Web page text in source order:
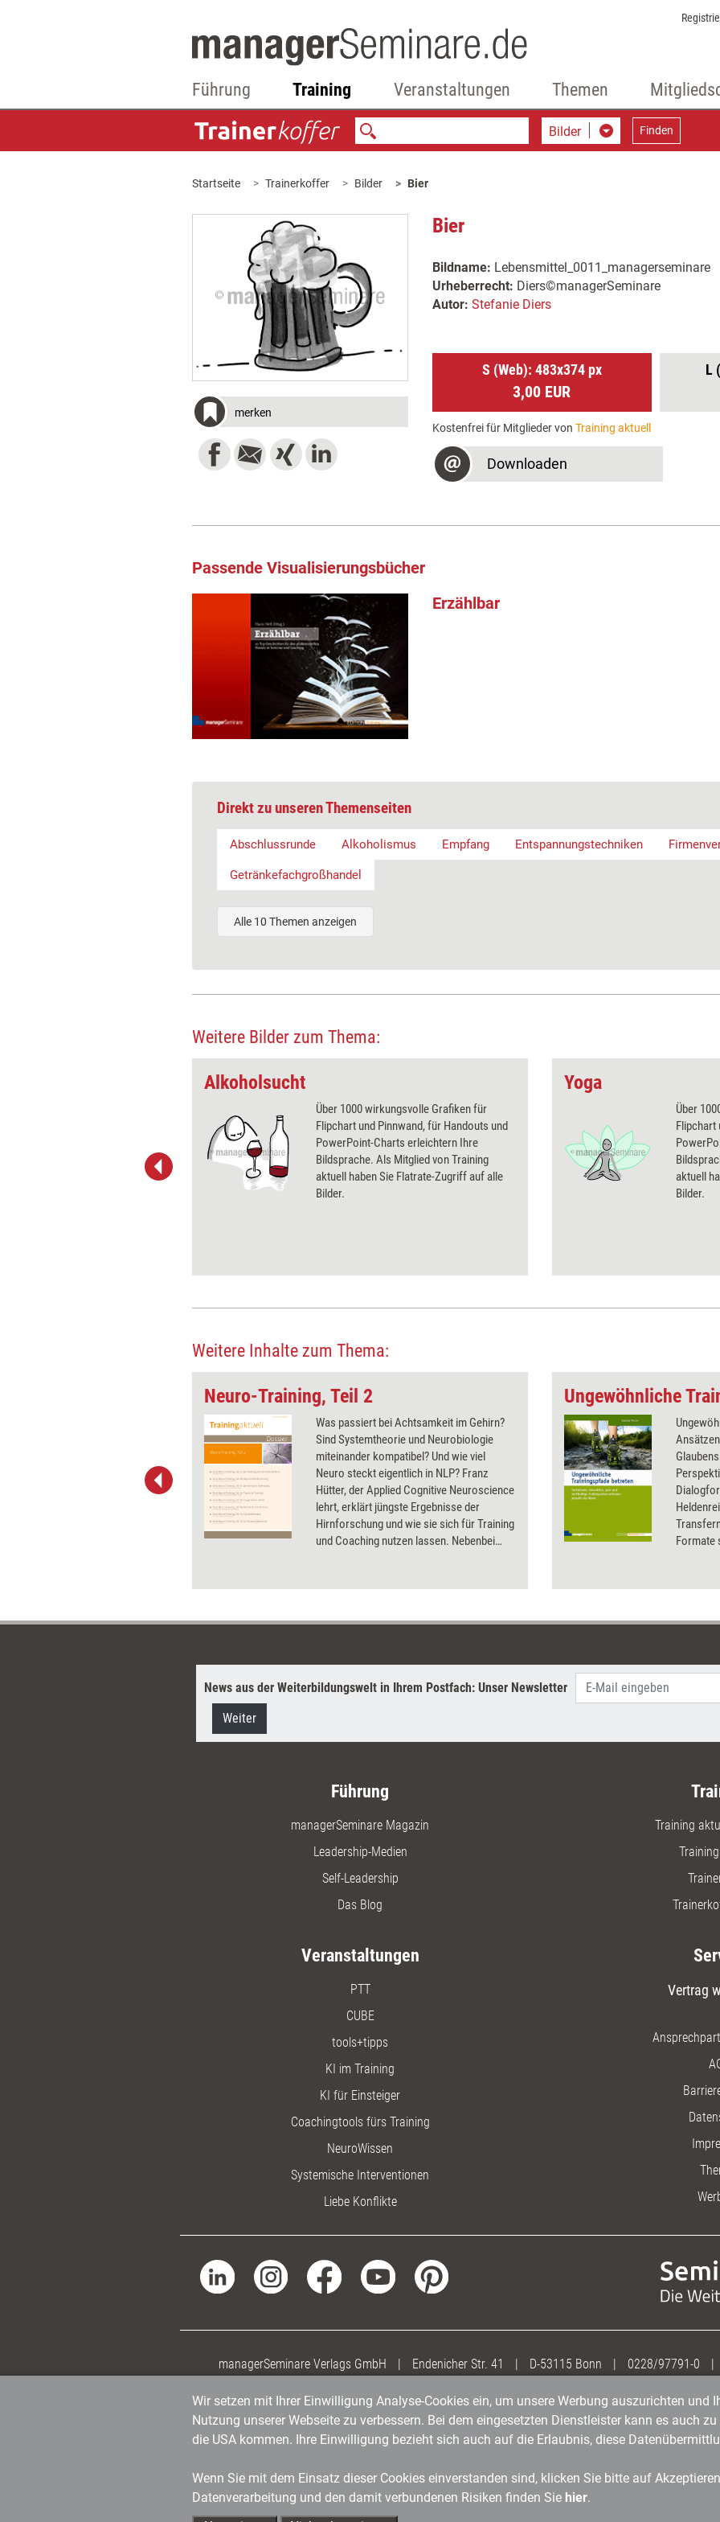
Führung Training Veranstaltungen Themen
Bilder Finden
Startseite Trainerkoffer Bilder Bier
merken
Bier
Bildname: Lebensmittel_0011_managerseminare
Urheberrecht: Diers©managerSeminare
Autor: Stefanie Diers
S (Web): 483x374 px
3,00 EUR
L
Kostenfrei für Mitglieder von Training aktuell
Downloaden
Passende Visualisierungsbücher
Erzählbar
Direkt zu unseren Themenseiten
Abschlussrunde Alkoholismus Empfang Entspannungstechniken
Getränkefachgroßhandel
Alle 10 Themen anzeigen
Weitere Bilder zum Thema:
Alkoholsucht
Über 1000 wirkungsvolle Grafiken für
Flipchart und Pinnwand, für Handouts und
PowerPoint-Charts erleichtern Ihre
Bildsprache. Als Mitglied von Training
aktuell haben Sie Flatrate-Zugriff auf alle
Bilder.
Yoga
Über
Flipchart
aktuell
Bilder.
Weitere Inhalte zum Thema:
Neuro-Training, Teil 2
Was passiert bei Achtsamkeit im Gehirn?
Sind Systemtheorie und Neurobiologie
miteinander kompatibel? Und wie viel
Neuro steckt eigentlich in NLP? Franz
Hütter, der Applied Cognitive Neuroscience
lehrt, erklärt jüngste Ergebnisse der
Hirnforschung und wie sie sich für Training
und Coaching nutzen lassen. Nebenbei
Formate
werden
News aus der Weiterbildungswelt in Ihrem Postfach: Unser Newsletter
Weiter
Führung
managerSeminare Magazin
Leadership-Medien
Self-Leadership
Das Blog
Training
Veranstaltungen
PTT
CUBE
tools+tipps
KI im Training
KI für Einsteiger
Coachingtools fürs Training
NeuroWissen
Systemische Interventionen
Liebe Konflikte
Vertrag
managerSeminare Verlags GmbH Endenicher Str. 41 D-53115 Bonn 0228/97791-0
Wir setzen mit Ihrer Einwilligung Analyse-Cookies ein, um unsere Werbung auszurichten und
Nutzung unserer Webseite zu verbessern. Bei dem eingesetzten Dienstleister kann es auch
die USA kommen. Ihre Einwilligung bezieht sich auch auf die Erlaubnis, diese
Wenn Sie mit dem Einsatz dieser Cookies einverstanden sind, klicken Sie bitte auf
Datenverarbeitung und den damit verbundenen Risiken finden Sie hier.